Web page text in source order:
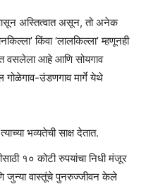
अस्तित्वात असून, तो अनेक
किंवा ‘लालकिल्ला’ म्हणूनही
वसलेला आहे आणि सोयगाव
गोळेगाव-उंडणगाव मार्गे येथे
भव्यतेची साक्ष देतात.
१० कोटी रुपयांचा निधी मंजूर
जुन्या वास्तूंचे पुनरुज्जीवन केले